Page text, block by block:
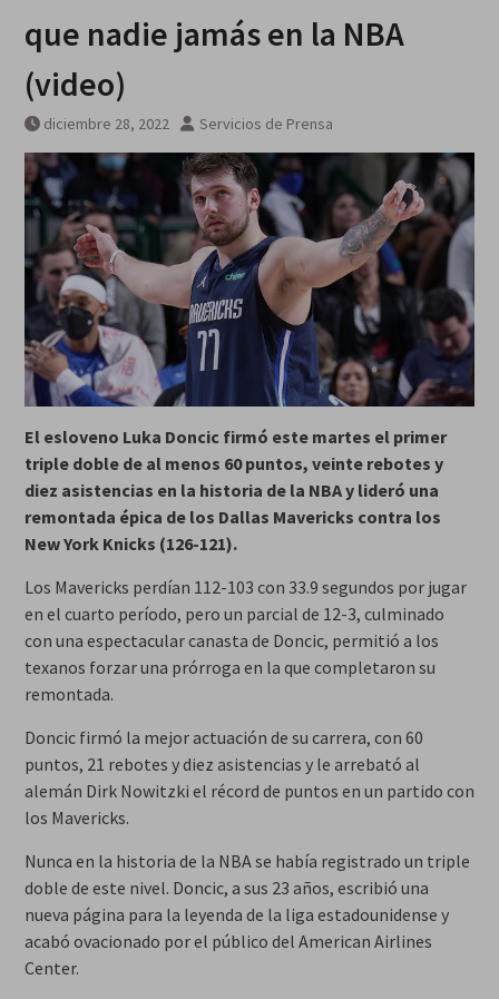
que nadie jamás en la NBA
(video)
diciembre 28, 2022 Servicios de Prensa
El esloveno Luka Doncic firmó este martes el primer
triple doble de al menos 60 puntos, veinte rebotes y
diez asistencias en la historia de la NBA y lideró una
remontada épica de los Dallas Mavericks contra los
New York Knicks (126-121).
Los Mavericks perdían 112-103 con 33.9 segundos por jugar
en el cuarto período, pero un parcial de 12-3, culminado
con una espectacular canasta de Doncic, permitió a los
texanos forzar una prórroga en la que completaron su
remontada.
Doncic firmó la mejor actuación de su carrera, con 60
puntos, 21 rebotes y diez asistencias y le arrebató al
alemán Dirk Nowitzki el récord de puntos en un partido con
los Mavericks.
Nunca en la historia de la NBA se había registrado un triple
doble de este nivel. Doncic, a sus 23 años, escribió una
nueva página para la leyenda de la liga estadounidense y
acabó ovacionado por el público del American Airlines
Center.